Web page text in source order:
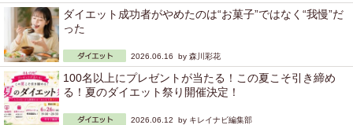
ダイエット成功者がやめたのは“お菓子”ではなく“我慢”だ
った
2026.06.16 by 森川彩花
100名以上にプレゼントが当たる！この夏こそ引き締め
る！夏のダイエット祭り開催決定！
2026.06.12 by キレイナビ編集部